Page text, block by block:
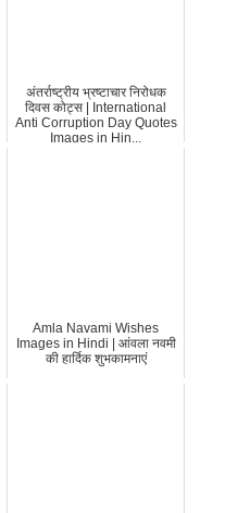
अंतर्राष्ट्रीय भ्रष्टाचार निरोधक
दिवस कोट्स | International
Anti Corruption Day Quotes
Images in Hin...
Amla Navami Wishes
Images in Hindi | आंवला नवमी
की हार्दिक शुभकामनाएं